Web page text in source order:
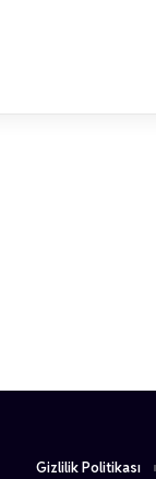
Gizlilik Politikası